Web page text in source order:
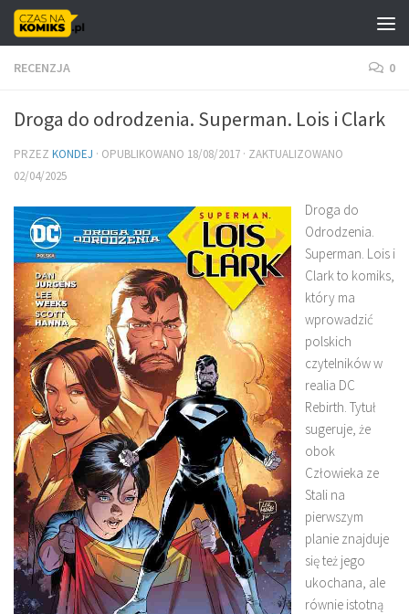
Skip to content
RECENZJA 0
Droga do odrodzenia. Superman. Lois i Clark
PRZEZ KONDEJ · OPUBLIKOWANO 18/08/2017 · ZAKTUALIZOWANO
02/04/2025
Droga do
Odrodzenia.
Superman. Lois i
Clark to komiks,
który ma
wprowadzić
polskich
czytelników w
realia DC
Rebirth. Tytuł
sugeruje, że
obok
Człowieka ze
Stali na
pierwszym
planie znajduje
się też jego
ukochana, ale
równie istotną